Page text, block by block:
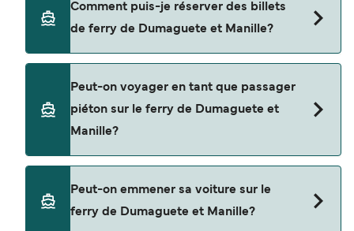
Travel.
Comment puis-je réserver des billets
de ferry de Dumaguete et Manille?
notre page d'offres pour consulter les dernières
promotions disponibles.
Peut-on voyager en tant que passager
piéton sur le ferry de Dumaguete et
Manille?
piéton de Dumaguete à Manille avec
Peut-on emmener sa voiture sur le
ferry de Dumaguete et Manille?